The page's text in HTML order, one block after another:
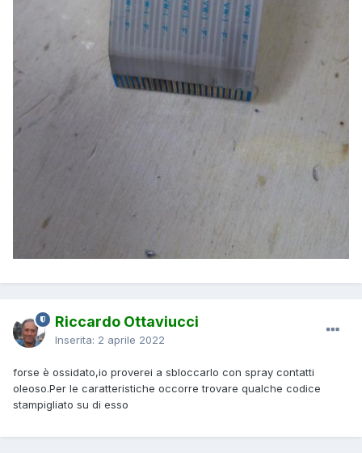
Riccardo Ottaviucci
Inserita: 2 aprile 2022
forse è ossidato,io proverei a sbloccarlo con spray contatti
oleoso.Per le caratteristiche occorre trovare qualche codice
stampigliato su di esso